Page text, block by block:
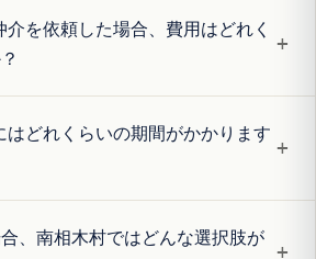
を依頼した場合、費用はどれく
+
どれくらいの期間がかかります
+
、南相木村ではどんな選択肢が
+